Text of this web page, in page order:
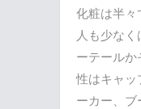
化粧は半々
人も少な
ーテールか
性はキャッ
ーカー、ブ